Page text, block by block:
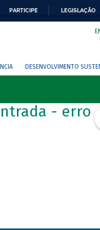
PARTICIPE LEGISLAÇÃO
DESENVOLVIMENTO
- erro